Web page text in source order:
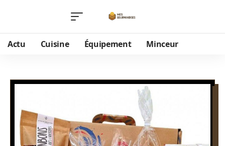
Actu Cuisine Équipement Minceur